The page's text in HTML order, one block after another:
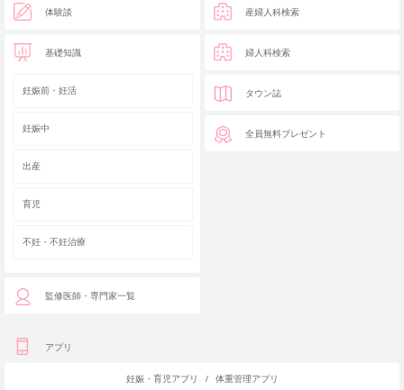
体験談
基礎知識
妊娠前・妊活
妊娠中
出産
育児
不妊・不妊治療
監修医師・専門家一覧
産婦人科検索
婦人科検索
タウン誌
全員無料プレゼント
アプリ
妊娠・育児アプリ / 体重管理アプリ